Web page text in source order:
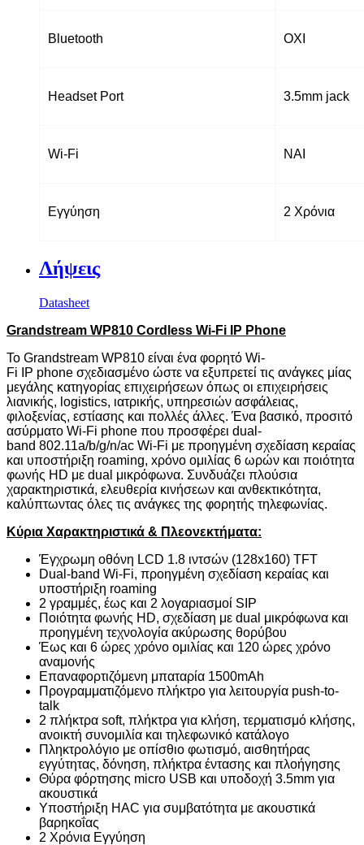
Bluetooth ΟΧΙ
Headset Port 3.5mm jack
Wi-Fi ΝΑΙ
Εγγύηση 2 Χρόνια
Λήψεις
Datasheet
Grandstream WP810 Cordless Wi-Fi IP Phone
Το Grandstream WP810 είναι ένα φορητό Wi-
Fi
IP phone σχεδιασμένο ώστε να εξυπρετεί τις ανάγκες μίας
μεγάλης κατηγορίας επιχειρήσεων όπως οι επιχειρήσεις
λιανικής, logistics, ιατρικής, υπηρεσιών ασφάλειας,
φιλοξενίας, εστίασης και πολλές άλλες. Ένα βασικό, προσιτό
ασύρματο Wi-Fi phone που προσφέρει dual -
band 802.11a/b/g/n/ac Wi-Fi με προηγμένη σχεδίαση κεραίας
και υποστήριξη roaming, xρόνο ομιλίας 6 ωρών και ποιότητα
φωνής HD με dual μικρόφωνα. Συνδυάζει πλούσια
χαρακτηριστικά, ελευθερία κινήσεων και ανθεκτικότητα,
καλύπτωντας όλες τις ανάγκες της φορητής τηλεφωνίας.
Κύρια Χαρακτηριστικά & Πλεονεκτήματα:
Έγχρωμη οθόνη LCD 1.8 ιντσών (128x160) TFT
Dual -band Wi-Fi, προηγμένη σχεδίαση κεραίας και
υποστήριξη roaming
2 γραμμές, έως και 2 λογαριασμοί SIP
Ποιότητα φωνής HD, σχεδίαση με dual μικρόφωνα και
προηγμένη τεχνολογία ακύρωσης θορύβου
Έως και 6 ώρες χρόνο ομιλίας και 120 ώρες χρόνο
αναμονής
Επαναφορτιζόμενη μπαταρία 1500mAh
Προγραμματιζόμενο πλήκτρο για λειτουργία push-to-
talk
2 πλήκτρα soft, πλήκτρα για κλήση, τερματισμό κλήσης,
ανοικτή συνομιλία και τηλεφωνικό κατάλογο
Πληκτρολόγιο με οπίσθιο φωτισμό, αισθητήρας
εγγύτητας, δόνηση, πλήκτρα έντασης και πλοήγησης
Θύρα φόρτησης micro USB και υποδοχή 3.5mm για
ακουστικά
Υποστήριξη HAC για συμβατότητα με ακουστικά
βαρηκοΐας
2 Χρόνια Εγγύηση